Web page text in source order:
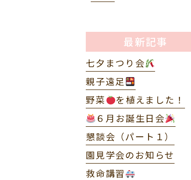
最新記事
七夕まつり会
親子遠足
野菜
を植えました！
６月お誕生日会
懇談会（パート１）
園見学会のお知らせ
救命講習